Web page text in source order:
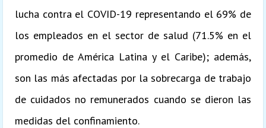
lucha contra el COVID-19 representando el 69% de
los empleados en el sector de salud (71.5% en el
promedio de América Latina y el Caribe); además,
son las más afectadas por la sobrecarga de trabajo
de cuidados no remunerados cuando se dieron las
medidas del confinamiento.